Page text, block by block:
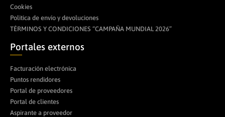
Cookies
Politica de envío y devoluciones
TÉRMINOS Y CONDICIONES “CAMPAÑA MUNDIAL 2026”
Portales externos
Facturación electrónica
Puntos rendidores
Portal de proveedores
Portal de clientes
Aspirante a proveedor